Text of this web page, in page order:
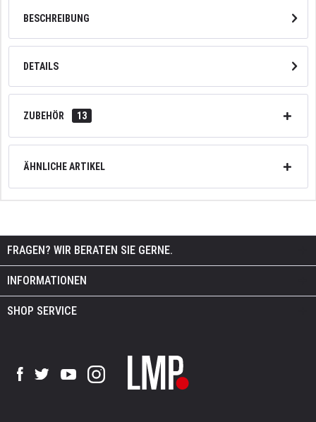
BESCHREIBUNG
DETAILS
ZUBEHÖR 13
ÄHNLICHE ARTIKEL
FRAGEN? WIR BERATEN SIE GERNE.
INFORMATIONEN
SHOP SERVICE